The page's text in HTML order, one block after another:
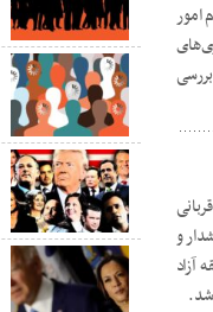
امور
و
آزاد
شد.